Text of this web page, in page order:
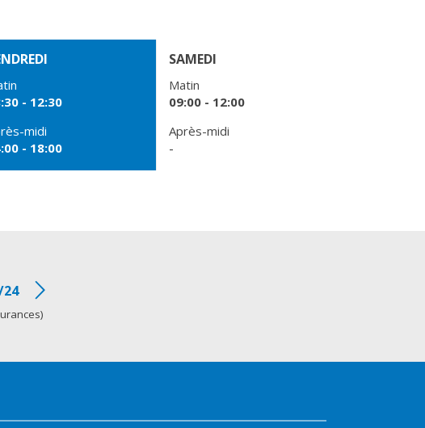
- 12:30
midi
- 18:00
SAMEDI
Matin
09:00 - 12:00
Après-midi
-
24